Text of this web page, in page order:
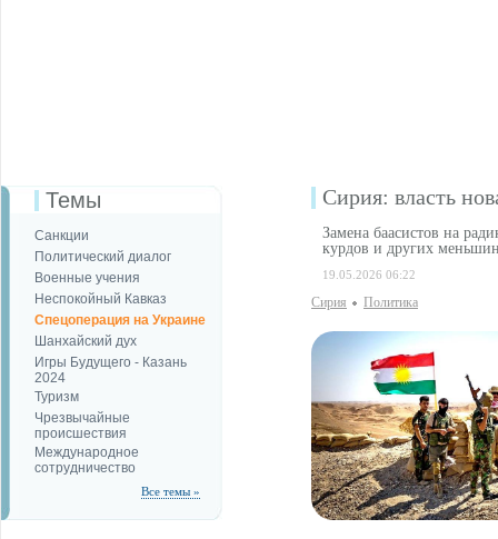
Темы
Санкции
Политический диалог
Военные учения
Неспокойный Кавказ
Спецоперация на Украине
Шанхайский дух
Игры Будущего - Казань
2024
Туризм
Чрезвычайные
происшествия
Международное
сотрудничество
Все темы »
Сирия: власть
Замена баасистов на
курдов и других
19.05.2026 06:22
Сирия Политика